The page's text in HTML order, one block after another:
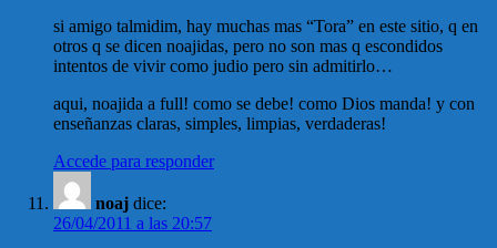
si amigo talmidim, hay muchas mas “Tora” en este sitio, q en
otros q se dicen noajidas, pero no son mas q escondidos
intentos de vivir como judio pero sin admitirlo…
aqui, noajida a full! como se debe! como Dios manda! y con
enseñanzas claras, simples, limpias, verdaderas!
Accede para responder
noaj dice:
26/04/2011 a las 20:57